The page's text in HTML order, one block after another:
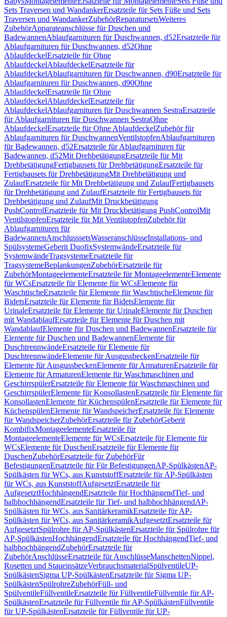
Sets Traversen und WandankerErsatzteile für Sets Füße und Sets
Traversen und WandankerZubehörReparatursetsWeiteres
ZubehörApparateanschlüsse für Duschen und
BadewannenAblaufgarnituren für Duschwannen, d52Ersatzteile für
Ablaufgarnituren für Duschwannen, d52Ohne
AblaufdeckelErsatzteile für Ohne
AblaufdeckelAblaufdeckelErsatzteile für
AblaufdeckelAblaufgarnituren für Duschwannen, d90Ersatzteile für
Ablaufgarnituren für Duschwannen, d90Ohne
AblaufdeckelErsatzteile für Ohne
AblaufdeckelAblaufdeckelErsatzteile für
AblaufdeckelAblaufgarnituren für Duschwannen SestraErsatzteile
für Ablaufgarnituren für Duschwannen SestraOhne
AblaufdeckelErsatzteile für Ohne AblaufdeckelZubehör für
Ablaufgarnituren für DuschwannenVentilstopfenAblaufgarnituren
für Badewannen, d52Ersatzteile für Ablaufgarnituren für
Badewannen, d52Mit DrehbetätigungErsatzteile für Mit
DrehbetätigungFertigbausets für DrehbetätigungErsatzteile für
Fertigbausets für DrehbetätigungMit Drehbetätigung und
ZulaufErsatzteile für Mit Drehbetätigung und ZulaufFertigbausets
für Drehbetätigung und ZulaufErsatzteile für Fertigbausets für
Drehbetätigung und ZulaufMit Druckbetätigung
PushControlErsatzteile für Mit Druckbetätigung PushControlMit
VentilstopfenErsatzteile für Mit VentilstopfenZubehör für
Ablaufgarnituren für
BadewannenAnschlusssetsWasseranschlüsseInstallations- und
SpülsystemeGeberit DuofixSystemwändeErsatzteile für
SystemwändeTragsystemeErsatzteile für
TragsystemeBeplankungenZubehörErsatzteile für
ZubehörMontageelementeErsatzteile für MontageelementeElemente
für WCsErsatzteile für Elemente für WCsElemente für
WaschtischeErsatzteile für Elemente für WaschtischeElemente für
BidetsErsatzteile für Elemente für BidetsElemente für
UrinaleErsatzteile für Elemente für UrinaleElemente für Duschen
mit WandablaufErsatzteile für Elemente für Duschen mit
WandablaufElemente für Duschen und BadewannenErsatzteile für
Elemente für Duschen und BadewannenElemente für
DuschtrennwändeErsatzteile für Elemente für
DuschtrennwändeElemente für AusgussbeckenErsatzteile für
Elemente für AusgussbeckenElemente für ArmaturenErsatzteile für
Elemente für ArmaturenElemente für Waschmaschinen und
GeschirrspülerErsatzteile für Elemente für Waschmaschinen und
GeschirrspülerElemente für KonsollastenErsatzteile für Elemente für
KonsollastenElemente für KüchenspülenErsatzteile für Elemente für
KüchenspülenElemente für WandspeicherErsatzteile für Elemente
für WandspeicherZubehörErsatzteile für ZubehörGeberit
KombifixMontageelementeErsatzteile für
MontageelementeElemente für WCsErsatzteile für Elemente für
WCsElemente für DuschenErsatzteile für Elemente für
DuschenZubehörErsatzteile für ZubehörFür
BefestigungenErsatzteile für Für BefestigungenAP-SpülkästenAP-
Spülkästen für WCs, aus KunststoffErsatzteile für AP-Spülkästen
für WCs, aus KunststoffAufgesetztErsatzteile für
AufgesetztHochhängendErsatzteile für HochhängendTief- und
halbhochhängendErsatzteile für Tief- und halbhochhängendAP-
Spülkästen für WCs, aus SanitärkeramikErsatzteile für AP-
Spülkästen für WCs, aus SanitärkeramikAufgesetztErsatzteile für
AufgesetztSpülrohre für AP-SpülkästenErsatzteile für Spülrohre für
AP-SpülkästenHochhängendErsatzteile für HochhängendTief- und
halbhochhängendZubehörErsatzteile für
ZubehörAnschlüsseErsatzteile für AnschlüsseManschettenNippel,
Rosetten und StaueinsätzeVerbrauchsmaterialSpülventileUP-
SpülkästenSigma UP-SpülkästenErsatzteile für Sigma UP-
SpülkästenSpülrohreZubehörFüll- und
SpülventileFüllventileErsatzteile für FüllventileFüllventile für AP-
SpülkästenErsatzteile für Füllventile für AP-SpülkästenFüllventile
für UP-SpülkästenErsatzteile für Füllventile für UP-